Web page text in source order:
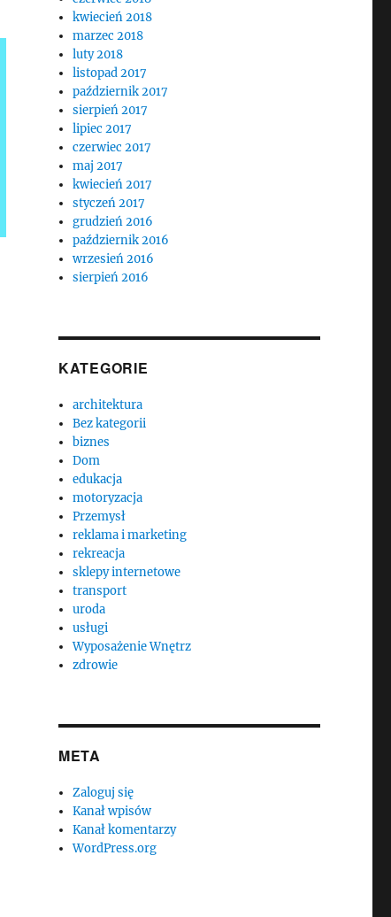
kwiecień 2018
marzec 2018
luty 2018
listopad 2017
październik 2017
sierpień 2017
lipiec 2017
czerwiec 2017
maj 2017
kwiecień 2017
styczeń 2017
grudzień 2016
październik 2016
wrzesień 2016
sierpień 2016
KATEGORIE
architektura
Bez kategorii
biznes
Dom
edukacja
motoryzacja
Przemysł
reklama i marketing
rekreacja
sklepy internetowe
transport
uroda
usługi
Wyposażenie Wnętrz
zdrowie
META
Zaloguj się
Kanał wpisów
Kanał komentarzy
WordPress.org